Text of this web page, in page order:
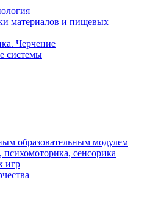
материалов и пищевых
Черчение
системы
образовательным модулем
сенсорика
игр